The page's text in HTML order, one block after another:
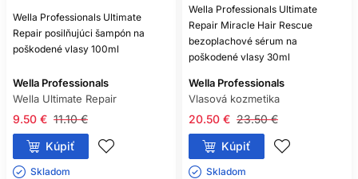
Wella Professionals Ultimate
Repair posilňujúci šampón na
poškodené vlasy 100ml
Wella Professionals
Wella Ultimate Repair
11.10 €
9.50 €
Kúpiť
Skladom ㅤ
Wella Professionals Ultimate
Repair Miracle Hair Rescue
bezoplachové sérum na
poškodené vlasy 30ml
Wella Professionals
Vlasová kozmetika
23.50 €
20.50 €
Kúpiť
Skladom ㅤ